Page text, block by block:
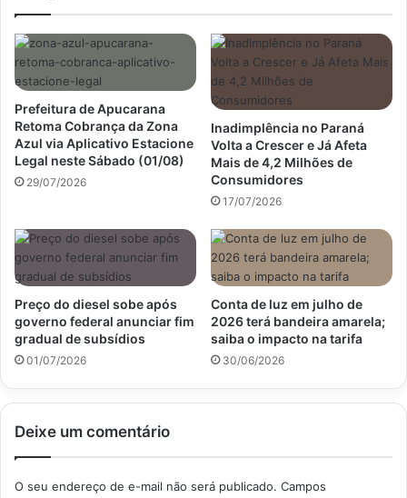
Prefeitura de Apucarana
Retoma Cobrança da Zona
Azul via Aplicativo Estacione
Legal neste Sábado (01/08)
29/07/2026
Inadimplência no Paraná
Volta a Crescer e Já Afeta
Mais de 4,2 Milhões de
Consumidores
17/07/2026
Preço do diesel sobe após
governo federal anunciar fim
gradual de subsídios
01/07/2026
Conta de luz em julho de
2026 terá bandeira amarela;
saiba o impacto na tarifa
30/06/2026
Deixe um comentário
O seu endereço de e-mail não será publicado. Campos